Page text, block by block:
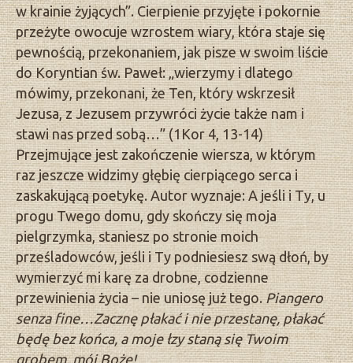
w krainie żyjących”. Cierpienie przyjęte i pokornie
przeżyte owocuje wzrostem wiary, która staje się
pewnością, przekonaniem, jak pisze w swoim liście
do Koryntian św. Paweł: „wierzymy i dlatego
mówimy, przekonani, że Ten, który wskrzesił
Jezusa, z Jezusem przywróci życie także nam i
stawi nas przed sobą…” (1Kor 4, 13-14)
Przejmujące jest zakończenie wiersza, w którym
raz jeszcze widzimy głębię cierpiącego serca i
zaskakującą poetykę. Autor wyznaje: A jeśli i Ty, u
progu Twego domu, gdy skończy się moja
pielgrzymka, staniesz po stronie moich
prześladowców, jeśli i Ty podniesiesz swą dłoń, by
wymierzyć mi karę za drobne, codzienne
przewinienia życia – nie uniosę już tego.Piangero
senza fine…Zacznę płakać i nie przestanę, płakać
będę bez końca, a moje łzy staną się Twoim
grobem, mój Boże!